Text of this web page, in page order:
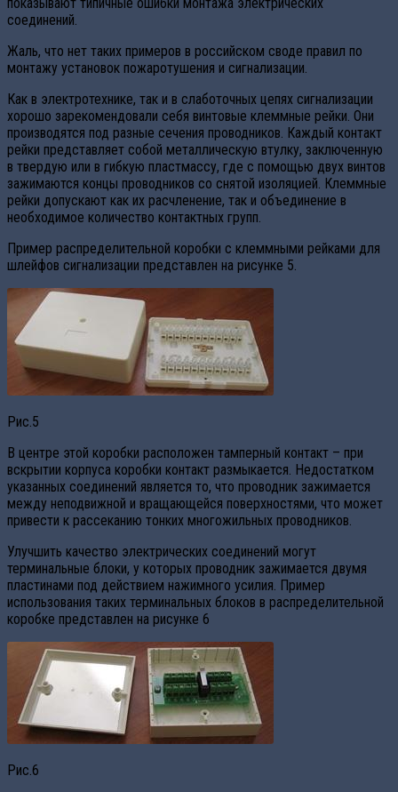
показывают типичные ошибки монтажа электрических
соединений.
Жаль, что нет таких примеров в российском своде правил по
монтажу установок пожаротушения и сигнализации.
Как в электротехнике, так и в слаботочных цепях сигнализации
хорошо зарекомендовали себя винтовые клеммные рейки. Они
производятся под разные сечения проводников. Каждый контакт
рейки представляет собой металлическую втулку, заключенную
в твердую или в гибкую пластмассу, где с помощью двух винтов
зажимаются концы проводников со снятой изоляцией. Клеммные
рейки допускают как их расчленение, так и объединение в
необходимое количество контактных групп.
Пример распределительной коробки с клеммными рейками для
шлейфов сигнализации представлен на рисунке 5.
Рис.5
В центре этой коробки расположен тамперный контакт – при
вскрытии корпуса коробки контакт размыкается. Недостатком
указанных соединений является то, что проводник зажимается
между неподвижной и вращающейся поверхностями, что может
привести к рассеканию тонких многожильных проводников.
Улучшить качество электрических соединений могут
терминальные блоки, у которых проводник зажимается двумя
пластинами под действием нажимного усилия. Пример
использования таких терминальных блоков в распределительной
коробке представлен на рисунке 6
Рис.6